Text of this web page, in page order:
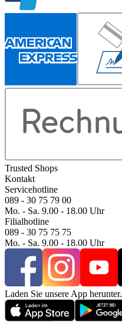
Trusted Shops
Kontakt
Servicehotline
089 - 30 75 79 00
Mo. - Sa. 9.00 - 18.00 Uhr
Filialhotline
089 - 30 75 75 75
Mo. - Sa. 9.00 - 18.00 Uhr
Laden Sie unsere App herunter.